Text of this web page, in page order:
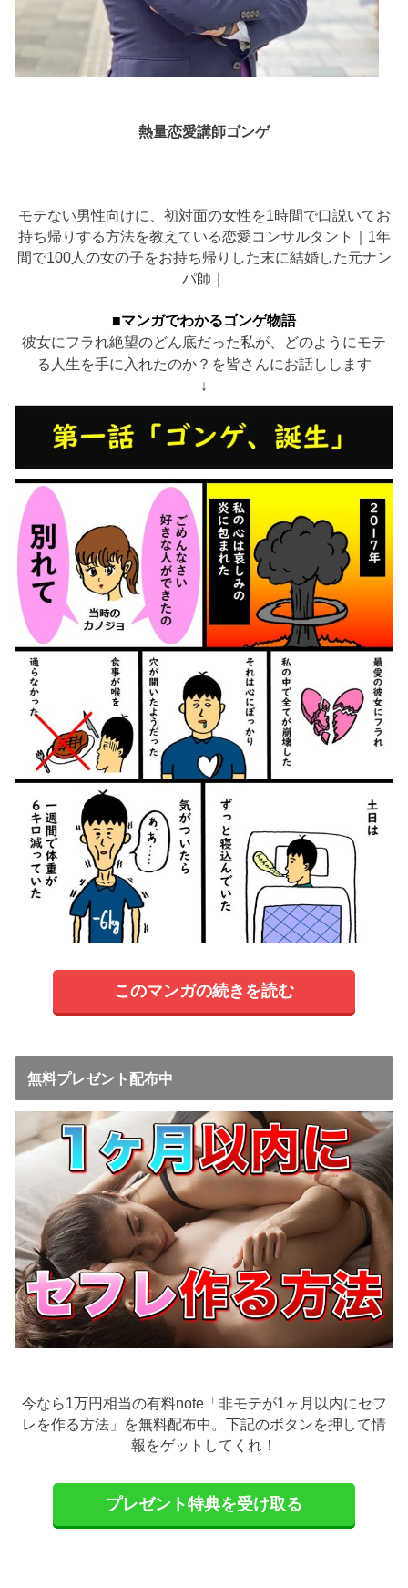
熱量恋愛講師ゴンゲ
モテない男性向けに、初対面の女性を1時間で口説いてお
持ち帰りする方法を教えている恋愛コンサルタント｜1年
間で100人の女の子をお持ち帰りした末に結婚した元ナン
パ師｜
■マンガでわかるゴンゲ物語
彼女にフラれ絶望のどん底だった私が、どのようにモテ
る人生を手に入れたのか？を皆さんにお話しします
↓
このマンガの続きを読む
無料プレゼント配布中
今なら1万円相当の有料note「非モテが1ヶ月以内にセフ
レを作る方法」を無料配布中。下記のボタンを押して情
報をゲットしてくれ！
プレゼント特典を受け取る